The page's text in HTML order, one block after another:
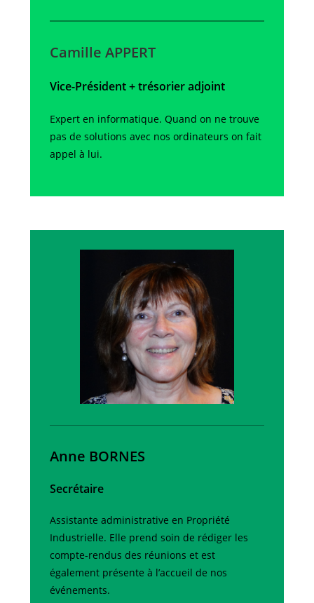
Camille APPERT
Vice-Président + trésorier adjoint
Expert en informatique. Quand on ne trouve
pas de solutions avec nos ordinateurs on fait
appel à lui.
Anne BORNES
Secrétaire
Assistante administrative en Propriété
Industrielle. Elle prend soin de rédiger les
compte-rendus des réunions et est
également présente à l’accueil de nos
événements.